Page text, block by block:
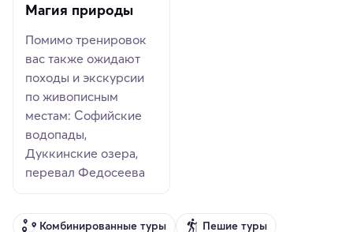
Магия природы
Помимо тренировок
вас также ожидают
походы и экскурсии
по живописным
местам: Софийские
водопады,
Дуккинские озера,
перевал Федосеева
Комбинированные туры Пешие туры